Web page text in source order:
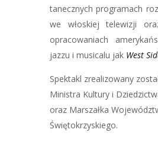
tanecznych programach
we włoskiej telewizji
opracowaniach
jazzu i musicalu jak West
Spektakl zrealizowany
Ministra Kultury i
oraz Marszałka
Świętokrzyskiego.